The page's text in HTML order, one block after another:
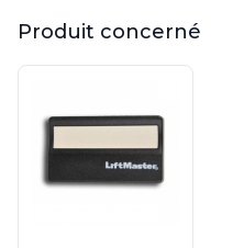
Produit concerné